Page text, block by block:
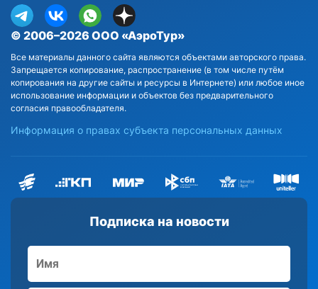
Подписка на новости
© 2006–2026 ООО «АэроТур»
Все материалы данного сайта являются объектами авторского права.
Запрещается копирование, распространение (в том числе путём
копирования на другие сайты и ресурсы в Интернете) или любое иное
использование информации и объектов без предварительного
согласия правообладателя.
Информация о правах субъекта персональных данных